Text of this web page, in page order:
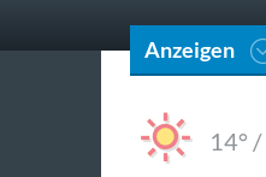
Anzeigen
14° /